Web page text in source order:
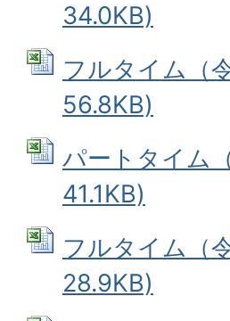
34.0KB)
フルタイム（
56.8KB)
パートタイム
41.1KB)
フルタイム（
28.9KB)